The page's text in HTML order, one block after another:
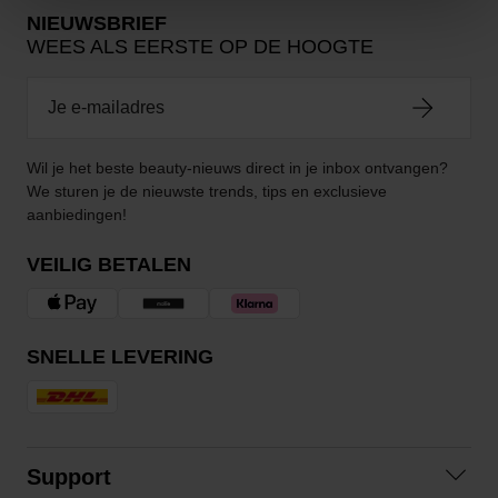
NIEUWSBRIEF
WEES ALS EERSTE OP DE HOOGTE
Wil je het beste beauty-nieuws direct in je inbox ontvangen?
We sturen je de nieuwste trends, tips en exclusieve
aanbiedingen!
VEILIG BETALEN
SNELLE LEVERING
Support